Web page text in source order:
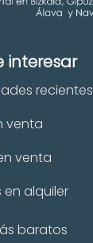
interesar
recientes
venta
venta
en alquiler
baratos